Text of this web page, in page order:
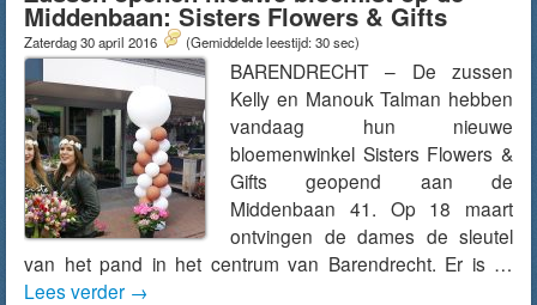
Middenbaan: Sisters Flowers & Gifts
Zaterdag 30 april 2016 (Gemiddelde leestijd: 30 sec)
BARENDRECHT – De zussen
Kelly en Manouk Talman hebben
vandaag hun nieuwe
bloemenwinkel Sisters Flowers &
Gifts geopend aan de
Middenbaan 41. Op 18 maart
ontvingen de dames de sleutel
van het pand in het centrum van Barendrecht. Er is …
Lees verder →